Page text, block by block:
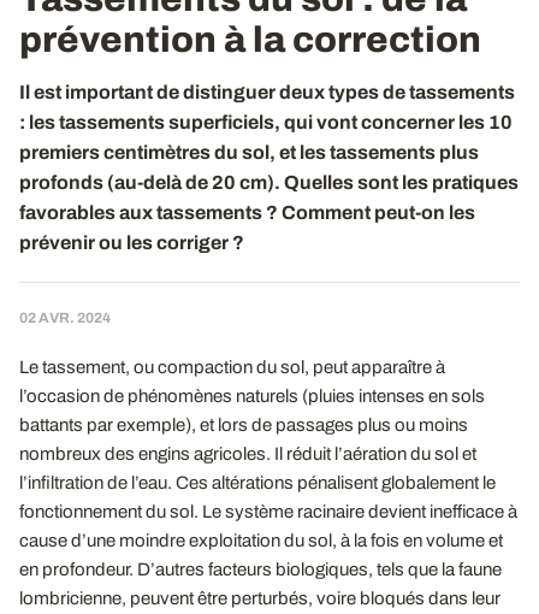
prévention à la correction
Il est important de distinguer deux types de tassements
: les tassements superficiels, qui vont concerner les 10
premiers centimètres du sol, et les tassements plus
profonds (au-delà de 20 cm). Quelles sont les pratiques
favorables aux tassements ? Comment peut-on les
prévenir ou les corriger ?
02 AVR. 2024
Le tassement, ou compaction du sol, peut apparaître à
l’occasion de phénomènes naturels (pluies intenses en sols
battants par exemple), et lors de passages plus ou moins
nombreux des engins agricoles. Il réduit l’aération du sol et
l’infiltration de l’eau. Ces altérations pénalisent globalement le
fonctionnement du sol. Le système racinaire devient inefficace à
cause d’une moindre exploitation du sol, à la fois en volume et
en profondeur. D’autres facteurs biologiques, tels que la faune
lombricienne, peuvent être perturbés, voire bloqués dans leur